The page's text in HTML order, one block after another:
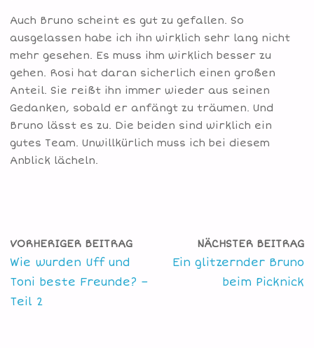
Auch Bruno scheint es gut zu gefallen. So
ausgelassen habe ich ihn wirklich sehr lang nicht
mehr gesehen. Es muss ihm wirklich besser zu
gehen. Rosi hat daran sicherlich einen großen
Anteil. Sie reißt ihn immer wieder aus seinen
Gedanken, sobald er anfängt zu träumen. Und
Bruno lässt es zu. Die beiden sind wirklich ein
gutes Team. Unwillkürlich muss ich bei diesem
Anblick lächeln.
VORHERIGER BEITRAG
Wie wurden Uff und
Toni beste Freunde? –
Teil 2
NÄCHSTER BEITRAG
Ein glitzernder Bruno
beim Picknick